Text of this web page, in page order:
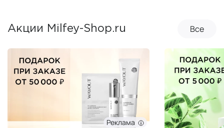
Акции Milfey-Shop.ru Все
Реклама